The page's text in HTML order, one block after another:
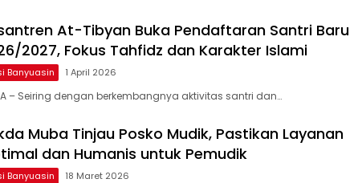
At-Tibyan Buka Pendaftaran Santri Baru
2027, Fokus Tahfidz dan Karakter Islami
Banyuasin 1 April 2026
– Seiring dengan berkembangnya aktivitas santri dan…
Muba Tinjau Posko Mudik, Pastikan Layanan
dan Humanis untuk Pemudik
Banyuasin 18 Maret 2026